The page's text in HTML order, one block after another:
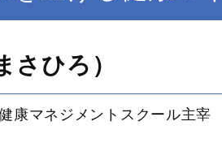
さひろ）
康マネジメントスクール主宰